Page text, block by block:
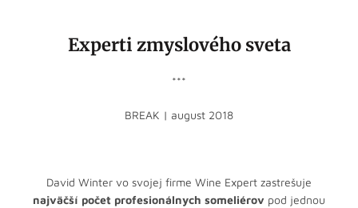
Experti zmyslového sveta
***
BREAK | august 2018
David Winter vo svojej firme Wine Expert zastrešuje
najväčší počet profesionálnych someliérov pod jednou